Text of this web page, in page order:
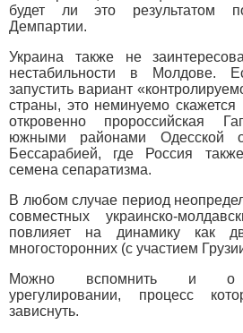
будет ли это результатом
Демпартии.
Украина также не
нестабильности в Молдове.
запустить вариант
страны, это неминуемо
откровенно пророссийская
южными районами Одесской
Бессарабией, где Россия
семена сепаратизма.
В любом случае период
совместных украинско-
повлияет на динамику как
многосторонних (с участием
Можно вспомнить и о
урегулировании, процесс
зависнуть.